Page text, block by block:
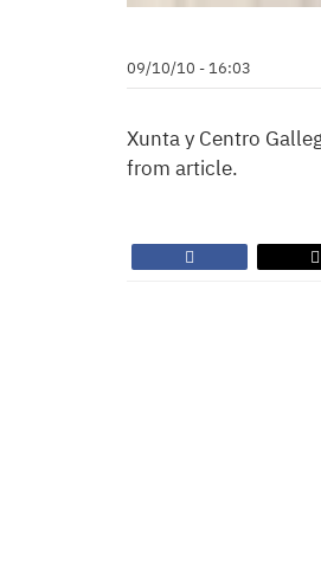
09/10/10 - 16:03
Xunta y Centro
from article.